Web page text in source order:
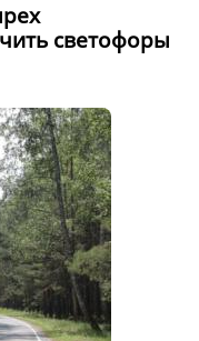
светофоры